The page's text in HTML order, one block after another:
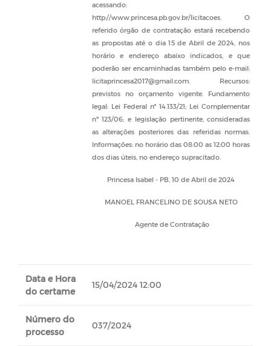
acessando:
http://www.princesa.pb.gov.br/licitacoes. O
referido órgão de contratação estará recebendo
as propostas até o dia 15 de Abril de 2024, nos
horário e endereço abaixo indicados, e que
poderão ser encaminhadas também pelo e-mail:
licitaprincesa2017@gmail.com. Recursos:
previstos no orçamento vigente. Fundamento
legal: Lei Federal nº 14.133/21; Lei Complementar
nº 123/06; e legislação pertinente, consideradas
as alterações posteriores das referidas normas.
Informações: no horário das 08:00 as 12:00 horas
dos dias úteis, no endereço supracitado.
Princesa Isabel - PB, 10 de Abril de 2024
MANOEL FRANCELINO DE SOUSA NETO
Agente de Contratação
Data e Hora
do certame
15/04/2024 12:00
Número do
processo
037/2024